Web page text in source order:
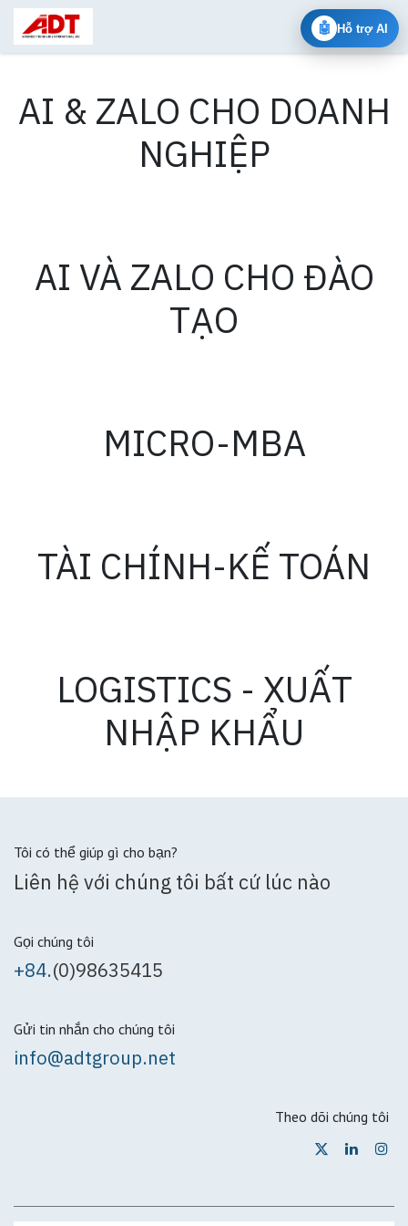
🤖 Hỗ trợ AI
Bỏ qua để đến Nội dung
AI & ZALO CHO DOANH
NGHIỆP
AI VÀ ZALO CHO ĐÀO
TẠO
MICRO-MBA
TÀI CHÍNH-KẾ TOÁN
LOGISTICS - XUẤT
NHẬP KHẨU
Tôi có thể giúp gì cho bạn?
Liên hệ với chúng tôi bất cứ lúc nào
Gọi chúng tôi
+84.(0)98635415
Gửi tin nhắn cho chúng tôi
info@adtgroup.net
Theo dõi chúng tôi